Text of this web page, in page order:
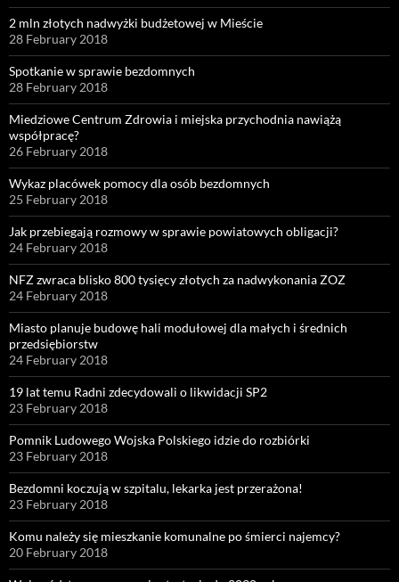
2 mln złotych nadwyżki budżetowej w Mieście
28 February 2018
Spotkanie w sprawie bezdomnych
28 February 2018
Miedziowe Centrum Zdrowia i miejska przychodnia nawiążą
współpracę?
26 February 2018
Wykaz placówek pomocy dla osób bezdomnych
25 February 2018
Jak przebiegają rozmowy w sprawie powiatowych obligacji?
24 February 2018
NFZ zwraca blisko 800 tysięcy złotych za nadwykonania ZOZ
24 February 2018
Miasto planuje budowę hali modułowej dla małych i średnich
przedsiębiorstw
24 February 2018
19 lat temu Radni zdecydowali o likwidacji SP2
23 February 2018
Pomnik Ludowego Wojska Polskiego idzie do rozbiórki
23 February 2018
Bezdomni koczują w szpitalu, lekarka jest przerażona!
23 February 2018
Komu należy się mieszkanie komunalne po śmierci najemcy?
20 February 2018